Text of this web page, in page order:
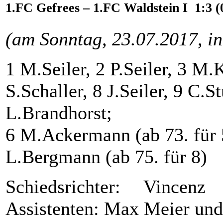
1.FC Gefrees – 1.FC Waldstein I 1:3
(am Sonntag, 23.07.2017,
1 M.Seiler, 2 P.Seiler, 3
S.Schaller, 8 J.Seiler, 9
L.Brandhorst;
6 M.Ackermann (ab 73.
L.Bergmann (ab 75. für 8)
Schiedsrichter:
Assistenten: Max Meier